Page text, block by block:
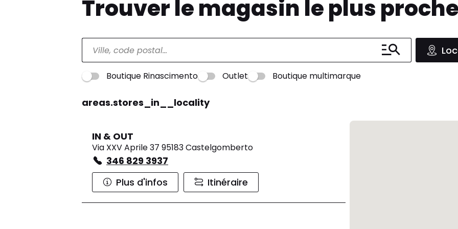
Trouver le magasin le plus proche
Boutique Rinascimento Outlet Boutique multimarque
areas.stores_in__locality
IN & OUT
Via XXV Aprile 37 95183 Castelgomberto
346 829 3937
Plus d'infos
Itinéraire